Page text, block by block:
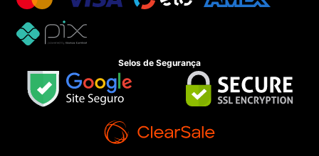
Selos de Segurança